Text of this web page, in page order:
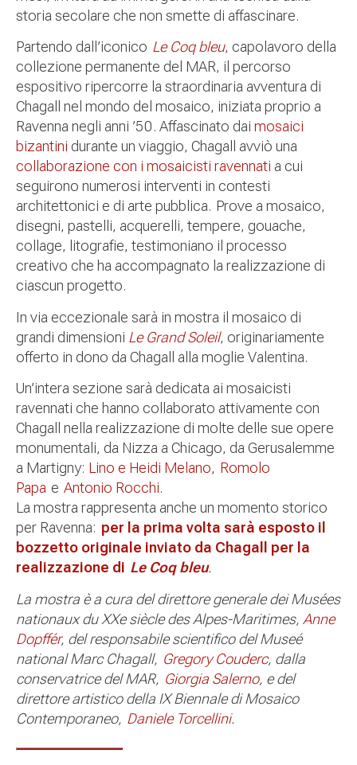
storia secolare che non smette di affascinare.
Partendo dall’iconico Le Coq bleu, capolavoro della
collezione permanente del MAR, il percorso
espositivo ripercorre la straordinaria avventura di
Chagall nel mondo del mosaico, iniziata proprio a
Ravenna negli anni ’50. Affascinato dai mosaici
bizantini durante un viaggio, Chagall avviò una
collaborazione con i mosaicisti ravennati a cui
seguirono numerosi interventi in contesti
architettonici e di arte pubblica. Prove a mosaico,
disegni, pastelli, acquerelli, tempere, gouache,
collage, litografie, testimoniano il processo
creativo che ha accompagnato la realizzazione di
ciascun progetto.
In via eccezionale sarà in mostra il mosaico di
grandi dimensioni Le Grand Soleil, originariamente
offerto in dono da Chagall alla moglie Valentina.
Un’intera sezione sarà dedicata ai mosaicisti
ravennati che hanno collaborato attivamente con
Chagall nella realizzazione di molte delle sue opere
monumentali, da Nizza a Chicago, da Gerusalemme
a Martigny: Lino e Heidi Melano, Romolo
Papa e Antonio Rocchi.
La mostra rappresenta anche un momento storico
per Ravenna: per la prima volta sarà esposto il
bozzetto originale inviato da Chagall per la
realizzazione di Le Coq bleu.
La mostra è a cura del direttore generale dei Musées
nationaux du XXe siècle des Alpes-Maritimes, Anne
Dopffér, del responsabile scientifico del Museé
national Marc Chagall, Gregory Couderc, dalla
conservatrice del MAR, Giorgia Salerno, e del
direttore artistico della IX Biennale di Mosaico
Contemporaneo, Daniele Torcellini.